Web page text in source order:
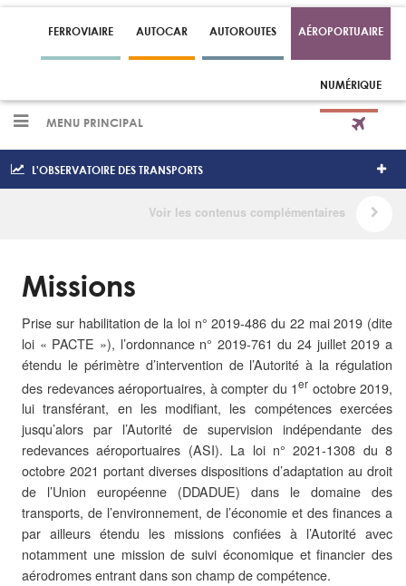
pour
recherche
FERROVIAIRE AUTOCAR AUTOROUTES AÉROPORTUAIRE
NUMÉRIQUE
MENU PRINCIPAL
L'OBSERVATOIRE DES TRANSPORTS
Missions
Prise sur habilitation de la loi n° 2019-486 du 22 mai 2019 (dite
loi « PACTE »), l’ordonnance n° 2019-761 du 24 juillet 2019 a
étendu le périmètre d’intervention de l’Autorité à la régulation
des redevances aéroportuaires, à compter du 1er octobre 2019,
lui transférant, en les modifiant, les compétences exercées
jusqu’alors par l’Autorité de supervision indépendante des
redevances aéroportuaires (ASI). La loi n° 2021-1308 du 8
octobre 2021 portant diverses dispositions d’adaptation au droit
de l’Union européenne (DDADUE) dans le domaine des
transports, de l’environnement, de l’économie et des finances a
par ailleurs étendu les missions confiées à l’Autorité avec
notamment une mission de suivi économique et financier des
aérodromes entrant dans son champ de compétence.